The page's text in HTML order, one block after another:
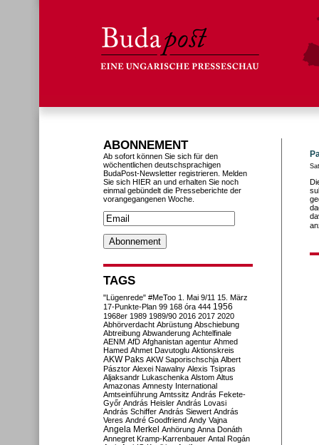
ABONNEMENT
Ab sofort können Sie sich für den
wöchentlichen deutschsprachigen
BudaPost-Newsletter registrieren. Melden
Sie sich HIER an und erhalten Sie noch
einmal gebündelt die Presseberichte der
vorangegangenen Woche.
TAGS
"Lügenrede" #MeToo 1. Mai 9/11 15. März
17-Punkte-Plan 99 168 óra 444 1956
1968er 1989 1989/90 2016 2017 2020
Abhörverdacht Abrüstung Abschiebung
Abtreibung Abwanderung Achtelfinale
AENM AfD Afghanistan agentur Ahmed
Hamed Ahmet Davutoglu Aktionskreis
AKW Paks AKW Saporischschja Albert
Pásztor Alexei Nawalny Alexis Tsipras
Aljaksandr Lukaschenka Alstom Altus
Amazonas Amnesty International
Amtseinführung Amtssitz András Fekete-
Győr András Heisler András Lovasi
András Schiffer András Siewert András
Veres André Goodfriend Andy Vajna
Angela Merkel Anhörung Anna Donáth
Annegret Kramp-Karrenbauer Antal Rogán